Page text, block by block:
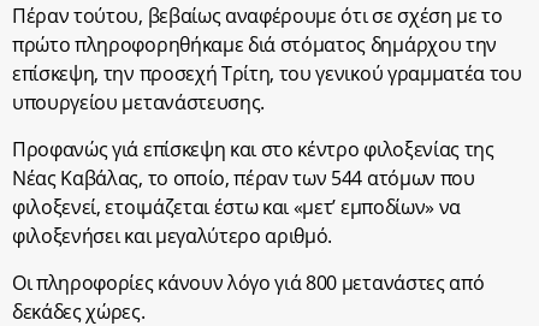
Πέραν τούτου, βεβαίως αναφέρουμε ότι σε σχέση με το
πρώτο πληροφορηθήκαμε διά στόματος δημάρχου την
επίσκεψη, την προσεχή Τρίτη, του γενικού γραμματέα του
υπουργείου μετανάστευσης.
Προφανώς γιά επίσκεψη και στο κέντρο φιλοξενίας της
Νέας Καβάλας, το οποίο, πέραν των 544 ατόμων που
φιλοξενεί, ετοιμάζεται έστω και «μετ’ εμποδίων» να
φιλοξενήσει και μεγαλύτερο αριθμό.
Οι πληροφορίες κάνουν λόγο γιά 800 μετανάστες από
δεκάδες χώρες.